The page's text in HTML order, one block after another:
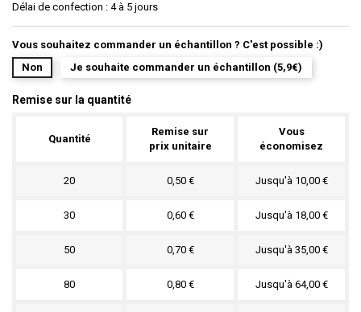
Délai de confection : 4 à 5 jours
Vous souhaitez commander un échantillon ? C'est possible :)
Non
Je souhaite commander un échantillon (5,9€)
Remise sur la quantité
Quantité
Remise sur
prix unitaire
Vous
économisez
20 0,50 € Jusqu'à 10,00 €
30 0,60 € Jusqu'à 18,00 €
50 0,70 € Jusqu'à 35,00 €
80 0,80 € Jusqu'à 64,00 €